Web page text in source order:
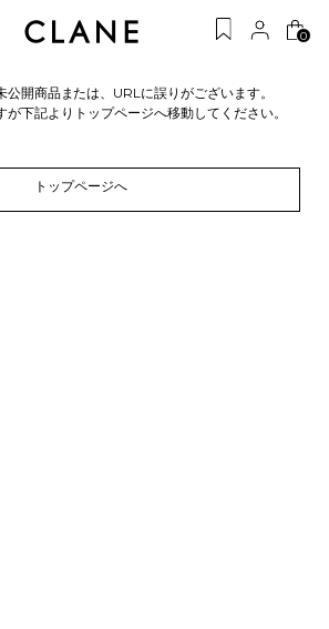
0
公開商品または、URLに誤りがございます。
が下記よりトップページへ移動してください。
トップページへ